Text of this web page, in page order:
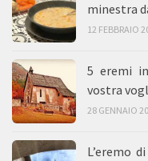
minestra
12 FEBBRAIO
5 eremi
vostra
28 GENNAIO
L’eremo